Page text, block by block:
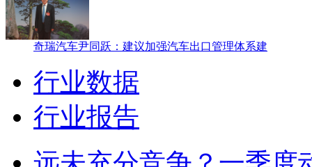
奇瑞汽车尹同跃：建议加强汽车出口管理体系建
行业数据
行业报告